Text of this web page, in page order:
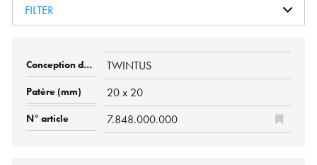
FILTER
TWINTUS
20 x 20
7.848.000.000